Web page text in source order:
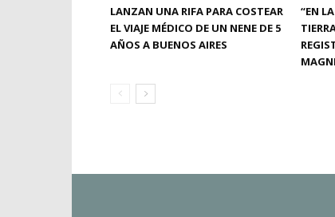
LANZAN UNA RIFA PARA COSTEAR
EL VIAJE MÉDICO DE UN NENE DE 5
AÑOS A BUENOS AIRES
“EN